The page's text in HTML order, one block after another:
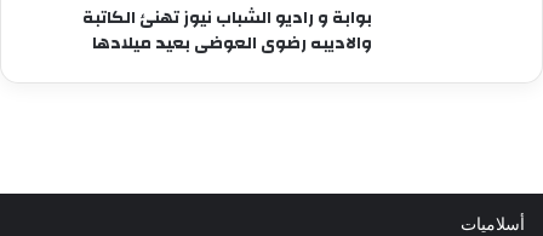
بوابة و راديو الشباب نيوز تهنئ الكاتبة
والاديبه رضوى العوضى بعيد ميلادها
أسلاميات